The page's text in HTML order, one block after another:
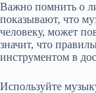
Важно помнить о
показывают, что
человеку, может
значит, что
инструментом в
Используйте